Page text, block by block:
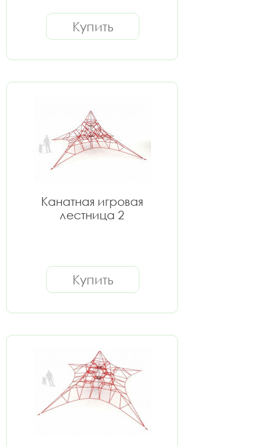
Купить
Канатная игровая
лестница 2
Купить